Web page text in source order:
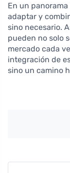
En un
adaptar y
sino necesario.
pueden no solo
mercado cada
integración de
sino un camino